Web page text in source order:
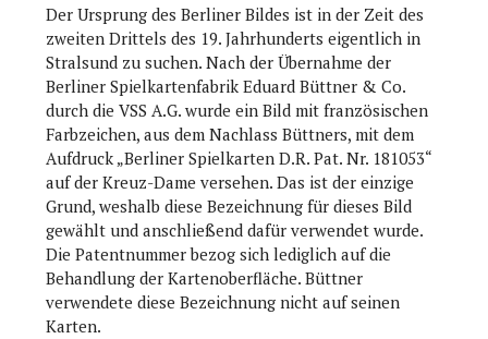
Der Ursprung des Berliner Bildes ist in der Zeit des
zweiten Drittels des 19. Jahrhunderts eigentlich in
Stralsund zu suchen. Nach der Übernahme der
Berliner Spielkartenfabrik Eduard Büttner & Co.
durch die VSS A.G. wurde ein Bild mit französischen
Farbzeichen, aus dem Nachlass Büttners, mit dem
Aufdruck „Berliner Spielkarten D.R. Pat. Nr. 181053“
auf der Kreuz-Dame versehen. Das ist der einzige
Grund, weshalb diese Bezeichnung für dieses Bild
gewählt und anschließend dafür verwendet wurde.
Die Patentnummer bezog sich lediglich auf die
Behandlung der Kartenoberfläche. Büttner
verwendete diese Bezeichnung nicht auf seinen
Karten.